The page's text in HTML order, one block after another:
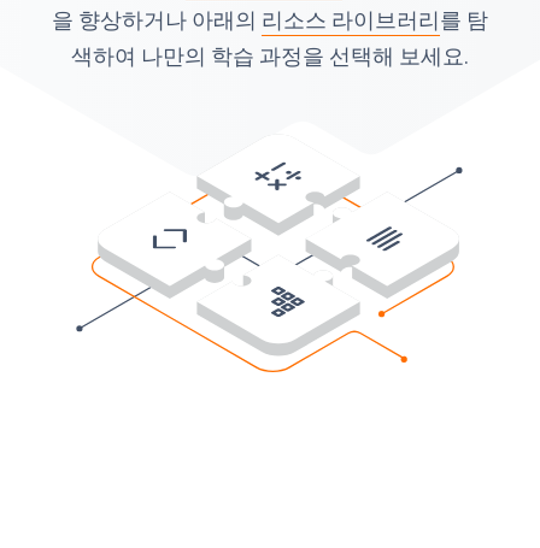
을 향상하거나 아래의 리소스 라이브러리를 탐
색하여 나만의 학습 과정을 선택해 보세요.